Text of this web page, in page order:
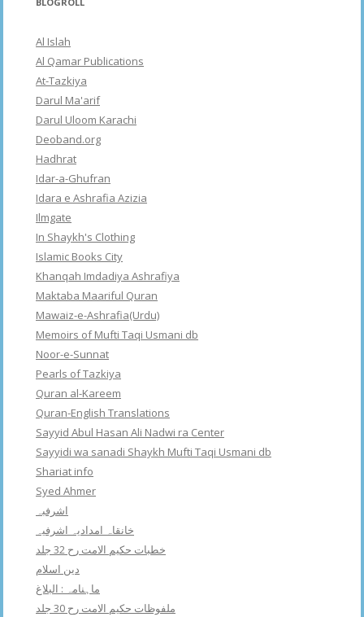
Al Islah
Al Qamar Publications
At-Tazkiya
Darul Ma'arif
Darul Uloom Karachi
Deoband.org
Hadhrat
Idar-a-Ghufran
Idara e Ashrafia Azizia
Ilmgate
In Shaykh's Clothing
Islamic Books City
Khanqah Imdadiya Ashrafiya
Maktaba Maariful Quran
Mawaiz-e-Ashrafia(Urdu)
Memoirs of Mufti Taqi Usmani db
Noor-e-Sunnat
Pearls of Tazkiya
Quran al-Kareem
Quran-English Translations
Sayyid Abul Hasan Ali Nadwi ra Center
Sayyidi wa sanadi Shaykh Mufti Taqi Usmani db
Shariat info
Syed Ahmer
اشرفبہ
خانقاہ امدادیہ اشرفیہ
خطبات حکیم الامت رح 32 جلد
دین اسلام
ماہنامہ : البلاغ
ملفوظات حکیم الامت رح 30 جلد